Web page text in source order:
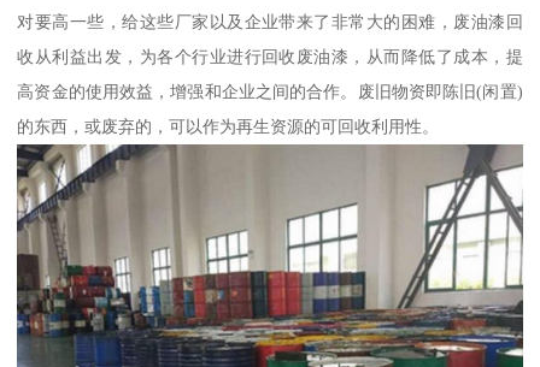
对要高一些，给这些厂家以及企业带来了非常大的困难，废油漆回
收从利益出发，为各个行业进行回收废油漆，从而降低了成本，提
高资金的使用效益，增强和企业之间的合作。废旧物资即陈旧(闲置)
的东西，或废弃的，可以作为再生资源的可回收利用性。